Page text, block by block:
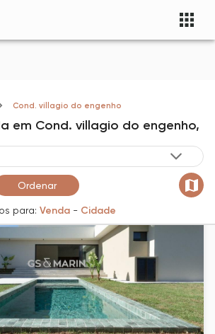
Cond. villagio do engenho
em Cond. villagio do engenho,
Ordenar
para: Venda - Cidade